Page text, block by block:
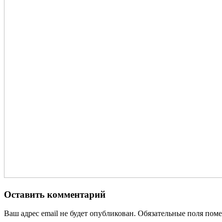
Оставить комментарий
Ваш адрес email не будет опубликован. Обязательные поля